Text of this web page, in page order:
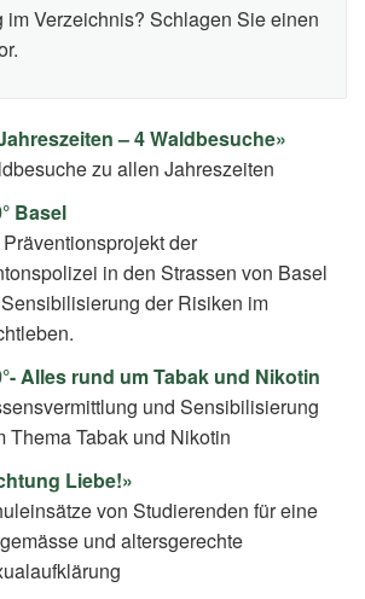
– 4 Waldbesuche»
zu allen Jahreszeiten
Basel
der
in den Strassen von Basel
der Risiken im
Alles rund um Tabak und Nikotin
und Sensibilisierung
Thema Tabak und Nikotin
Liebe!»
von Studierenden für eine
und altersgerechte
im Verzeichnis? Schlagen Sie einen